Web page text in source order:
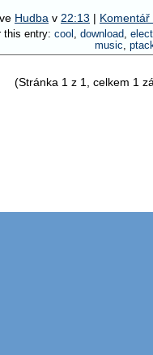
ve Hudba v 22:13 | Komentář
this entry: cool , download,
music,
(Stránka 1 z 1, celkem 1